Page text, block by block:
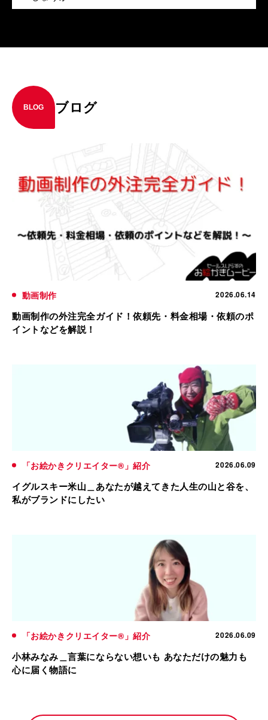
BLOG ブログ
動画制作 2026.06.14
動画制作の外注完全ガイド！依頼先・料金相場・依頼のポ
イントなどを解説！
「お絵かきクリエイター®」紹介 2026.06.09
イグルスキー米山＿あなたが越えてきた人生の山と谷を、
私がブランドにしたい
「お絵かきクリエイター®」紹介 2026.06.09
小林みなみ＿言葉にならない想いも あなただけの魅力も
心に届く物語に